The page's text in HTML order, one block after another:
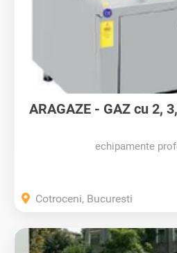
ARAGAZE - GAZ cu 2,
echipamente
Cotroceni, Bucuresti